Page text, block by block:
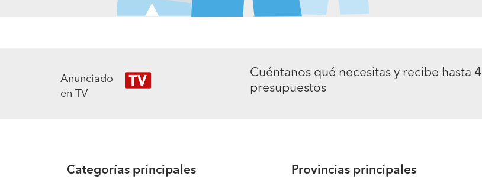
Anunciado
en TV
Cuéntanos qué necesitas y recibe hasta 4
presupuestos
Categorías principales Provincias principales